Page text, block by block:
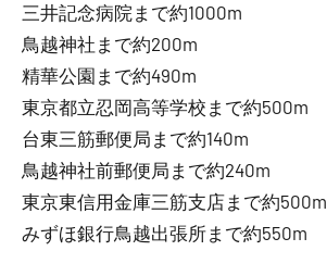
三井記念病院まで約1000m
鳥越神社まで約200m
精華公園まで約490m
東京都立忍岡高等学校まで約500m
台東三筋郵便局まで約140m
鳥越神社前郵便局まで約240m
東京東信用金庫三筋支店まで約500m
みずほ銀行鳥越出張所まで約550m